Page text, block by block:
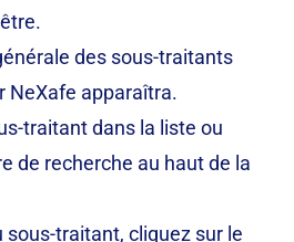
des sous-traitants
NeXafe apparaîtra.
traitant dans la liste ou
de recherche au haut de la
sous-traitant, cliquez sur le